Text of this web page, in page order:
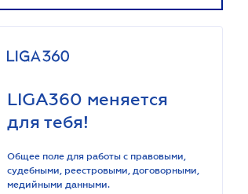
LIGA360 меняется
для тебя!
Общее поле для работы с правовыми,
судебными, реестровыми, договорными,
медийными данными.